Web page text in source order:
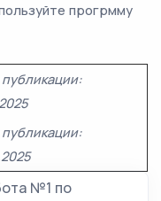
прогрмму
№1 по